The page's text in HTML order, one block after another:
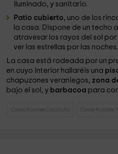
iluminado, y sanitario.
Patio cubierto, uno de los
la casa. Dispone de un techo
atravesar los rayos del sol
ver las estrellas por las noches.
La casa está rodeada por un
en cuyo interior hallaréis una
chapuzones veraniegos, zona
bajo el sol, y barbacoa para
Casas Rurales Cataluña Casas Rurales